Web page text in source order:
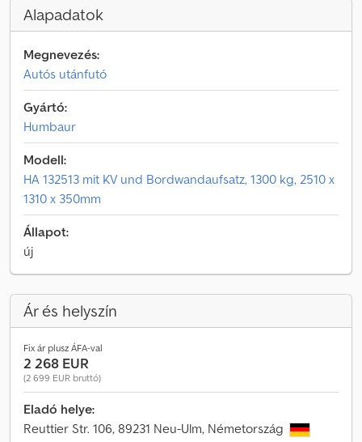
Alapadatok
Megnevezés:
Autós utánfutó
Gyártó:
Humbaur
Modell:
HA 132513 mit KV und Bordwandaufsatz, 1300 kg, 2510 x
1310 x 350mm
Állapot:
új
Ár és helyszín
Fix ár plusz ÁFA-val
2 268 EUR
(2 699 EUR bruttó)
Eladó helye:
Reuttier Str. 106, 89231 Neu-Ulm, Németország